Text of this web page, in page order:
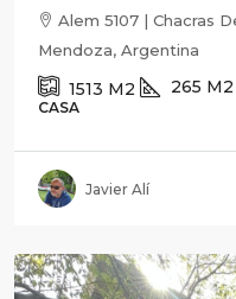
Alem 5107 | Chacras
Mendoza, Argentina
1513 M2 265 M2
CASA
Javier Alí